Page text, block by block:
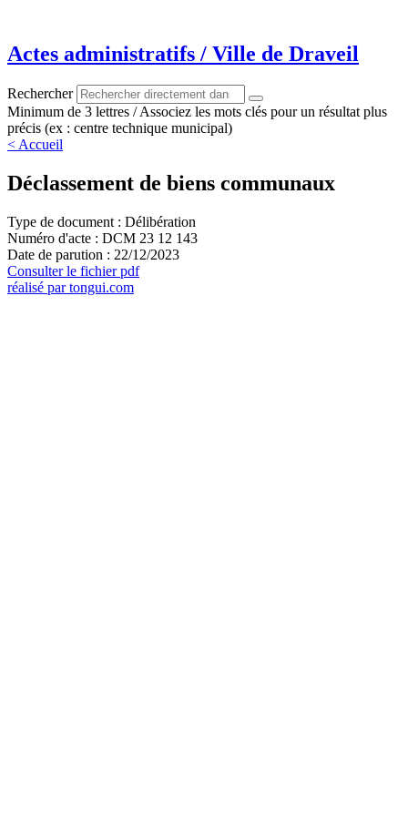
contenu
Actes administratifs / Ville de Draveil
Rechercher
Minimum de 3 lettres / Associez les mots clés pour un résultat plus
précis (ex : centre technique municipal)
< Accueil
Déclassement de biens communaux
Type de document : Délibération
Numéro d'acte : DCM 23 12 143
Date de parution : 22/12/2023
Consulter le fichier pdf
réalisé par tongui.com